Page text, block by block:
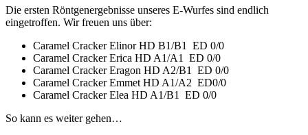
Die ersten Röntgenergebnisse unseres E-Wurfes sind endlich
eingetroffen. Wir freuen uns über:
Caramel Cracker Elinor HD B1/B1 ED 0/0
Caramel Cracker Erica HD A1/A1 ED 0/0
Caramel Cracker Eragon HD A2/B1 ED 0/0
Caramel Cracker Emmet HD A1/A2 ED0/0
Caramel Cracker Elea HD A1/B1 ED 0/0
So kann es weiter gehen…